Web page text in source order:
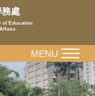
務處
of Education
MENU